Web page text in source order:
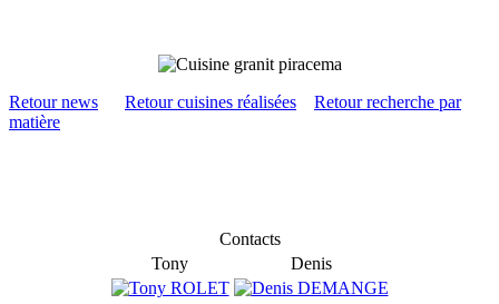
Retour news Retour cuisines réalisées
Retour recherche par
matière
Contacts
Tony
Denis